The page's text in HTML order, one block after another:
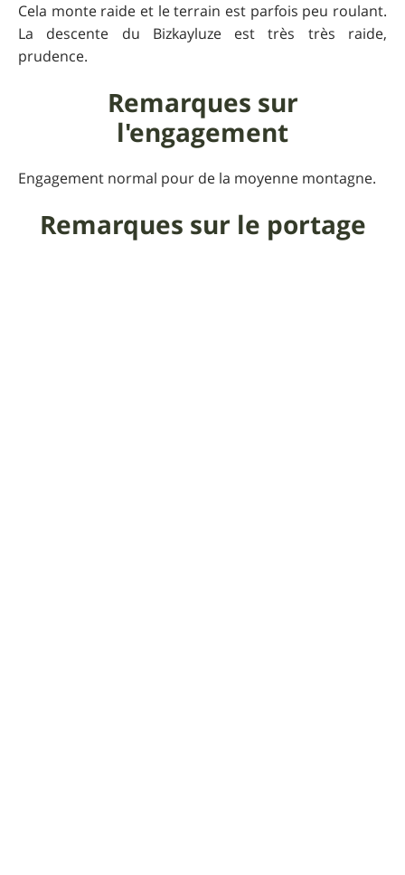
Cela monte raide et le terrain est parfois peu roulant.
La descente du Bizkayluze est très très raide,
prudence.
Remarques sur
l'engagement
Engagement normal pour de la moyenne montagne.
Remarques sur le portage